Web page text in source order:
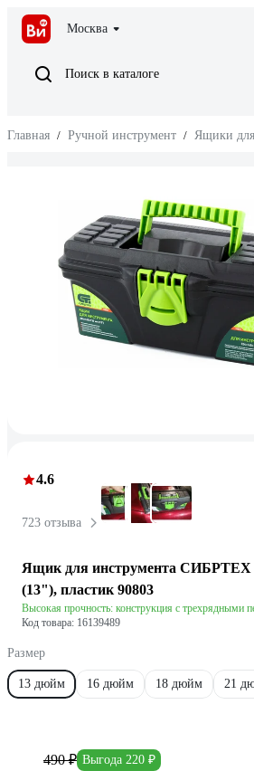
Москва
Поиск в каталоге
Главная / Ручной инструмент / Ящики
4.6
723 отзыва
Ящик для инструмента СИБРТЕХ
(13"), пластик 90803
Высокая прочность: конструкция с трехрядными
Код товара: 16139489
Размер
13 дюйм 16 дюйм 18 дюйм 21
490 ₽ Выгода 220 ₽